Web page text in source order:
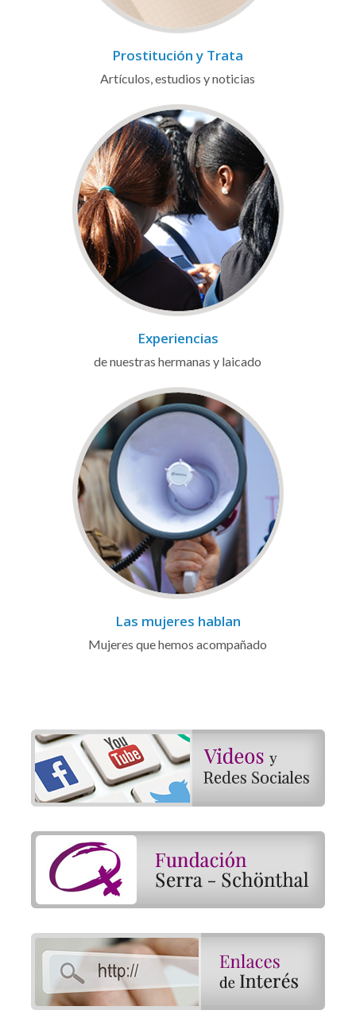
Prostitución y Trata
Artículos, estudios y noticias
Experiencias
de nuestras hermanas y laicado
Las mujeres hablan
Mujeres que hemos acompañado